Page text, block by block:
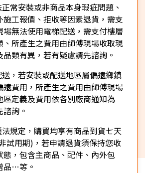
常安裝或非商品本身瑕疵問題、
施工報價、拒收等因素退貨，需支
無法使用電梯配送，需支付樓層
、所產生之費用由師傅現場收取現
類有異，若有疑慮請先諮詢。
，若安裝或配送地區屬偏遠鄉鎮
費用，所產生之費用由師傅現場
區定義及費用依各別廠商通知為
詢。
規定，購買均享有商品到貨七天
試用期)，若申請退貨須保持您收
態，包含主商品、配件、內外包
品…等。